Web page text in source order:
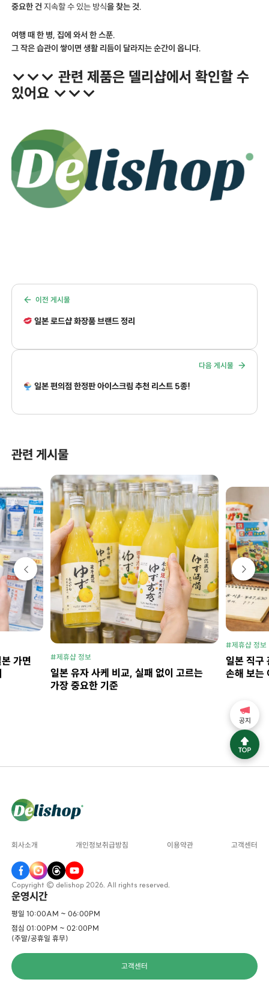
중요한 건지속할 수 있는 방식을 찾는 것.
여행 때 한 병, 집에 와서 한 스푼.
그 작은 습관이 쌓이면 생활 리듬이 달라지는 순간이 옵니다.
↓↓↓ 관련 제품은 델리샵에서 확인할 수
있어요 ↓↓↓
이전 게시물
일본 로드샵 화장품 브랜드 정리
다음 게시물
일본 편의점 한정판 아이스크림 추천 리스트 5종!
관련 게시물
가면
#제휴샵 정보
일본 유자 사케 비교, 실패 없이 고르는
가장 중요한 기준
#제휴샵 정보
일본 직구
손해 보는
회사소개 개인정보취급방침 이용약관 고객센터
Copyright © delishop 2026. All rights reserved.
운영시간
평일 10:00AM ~ 06:00PM
점심 01:00PM ~ 02:00PM
(주말/공휴일 휴무)
고객센터
공지